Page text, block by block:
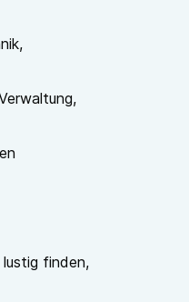
lustig finden,